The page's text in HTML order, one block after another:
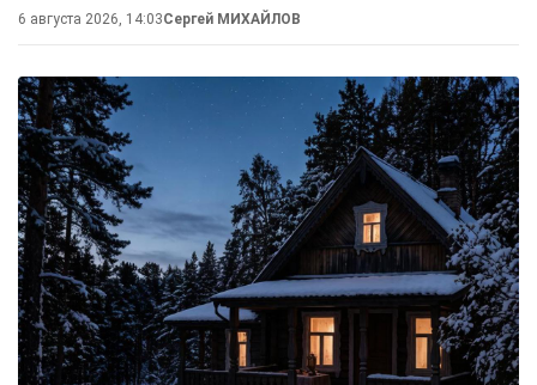
6 августа 2026, 14:03Сергей МИХАЙЛОВ